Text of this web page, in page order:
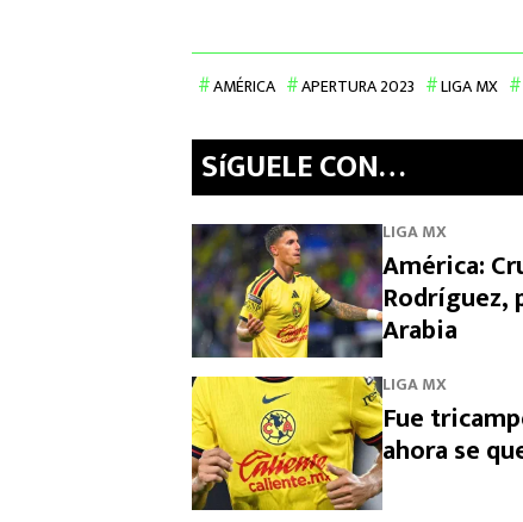
AMÉRICA APERTURA 2023 LIGA MX
SíGUELE CON…
LIGA MX
América:
Rodríguez,
Arabia
LIGA MX
Fue
ahora se